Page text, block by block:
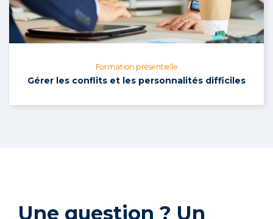
Formation présentielle
Gérer les conflits et les personnalités difficiles
Une question ? Un